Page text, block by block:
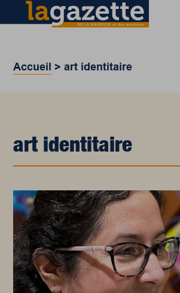
Accueil >art identitaire
art identitaire